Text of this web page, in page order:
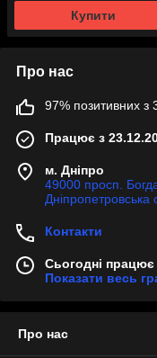
Купити
Про нас
97% позитивних з
Працює з
м. Дніпро
49000 просп.
Дніпропетровська
Контакти
Сьогодні
Показати весь
Про нас